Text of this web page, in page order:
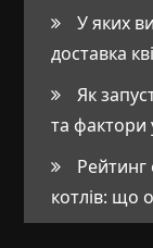
У яких
доставка
Як
та фактори
котлів: що